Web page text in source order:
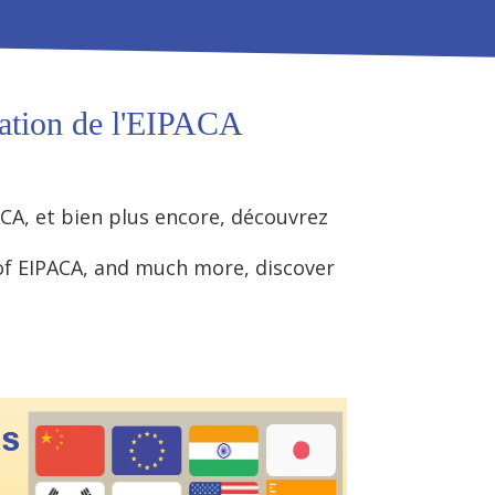
de l'EIPACA
et bien plus encore, découvrez
and much more, discover